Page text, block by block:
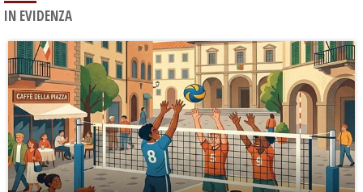
IN EVIDENZA